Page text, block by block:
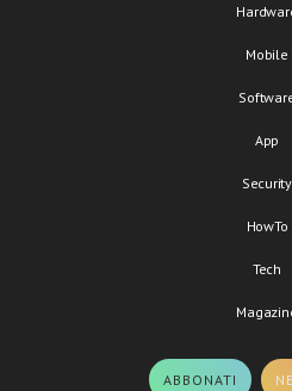
Mobile
App
Security
HowTo
Tech
ABBONATI